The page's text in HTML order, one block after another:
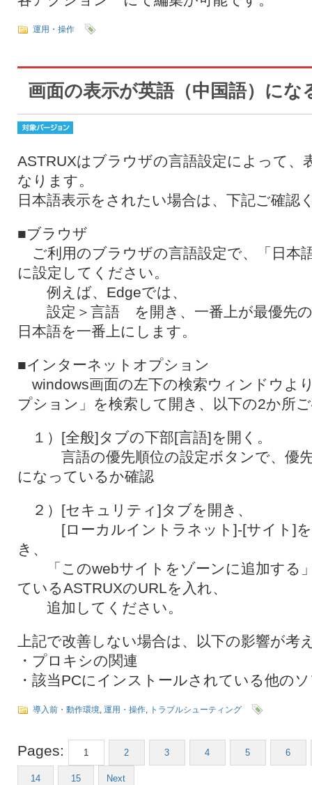
運用・操作
画面の表示が英語（中国語）にな
ASTRUXはブラウザの言語設定によって、
なります。
日本語表示をされたい場合は、下記ご確認
■ブラウザ
ご利用のブラウザの言語設定で、「日本
に設定してください。
例えば、Edgeでは、
設定＞言語 を開き、一番上が最優先の
日本語を一番上にします。
■インターネットオプション
windows画面の左下の検索ウィンドウよ
プション」を検索して開き、以下の2か所
１）[全般]タブの下部[言語]を開く。
言語の優先順位の設定ボタンで、優先
になっているか確認
２）[セキュリティ]タブを開き、
[ローカルイントラネット]-[サイト]を
き、
「このwebサイトをゾーンに追加する
ているASTRUXのURLを入れ、
追加してください。
上記で改善しない場合は、以下の影響が考
・プロキシの関連
・該当PCにインストールされている他の
導入前・動作環境, 運用・操作, トラブルシューティング
Pages: 1 2 3 4 5 6
14 15 Next